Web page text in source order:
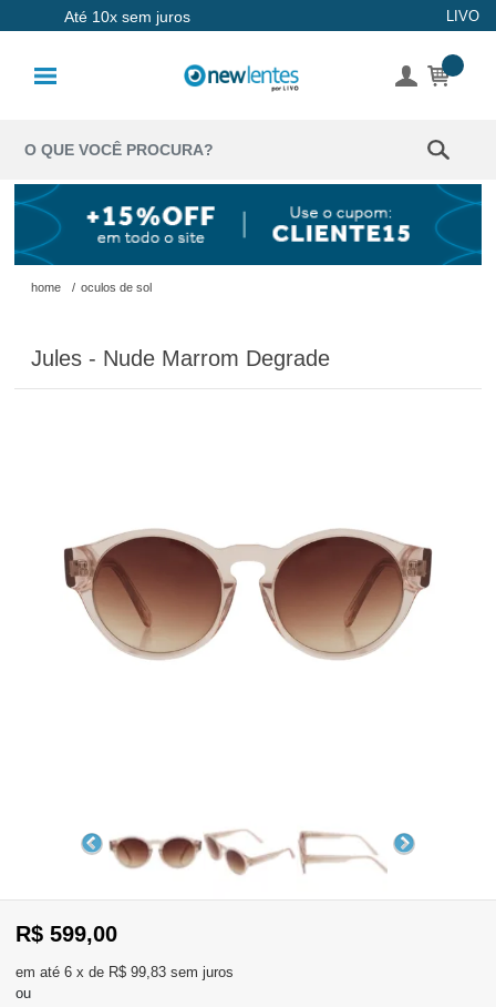
Até 10x sem juros LIVO
Coloridas
Solução
Óculos de
Óculos de
Grau
Consultar
Pedidos
Recompra
aqui
Registre-
se
home / oculos de sol
Jules - Nude Marrom Degrade
R$ 599,00
6 x de R$ 99,83 sem juros
ou